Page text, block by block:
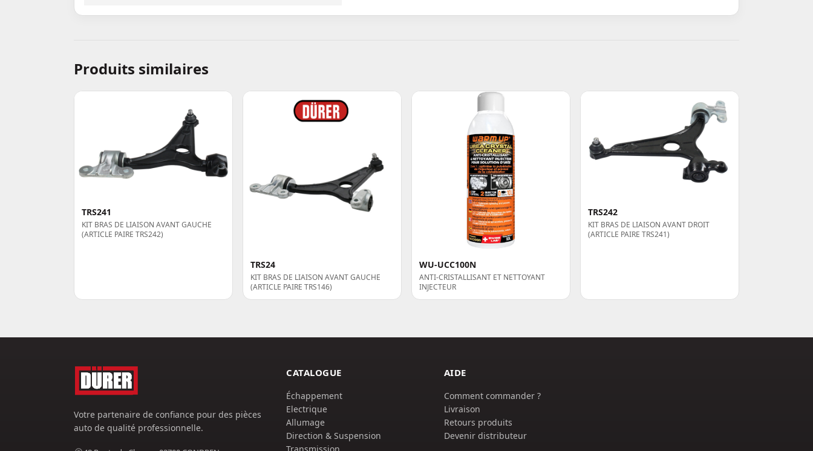
Produits similaires
TRS241
KIT BRAS DE LIAISON AVANT GAUCHE
(ARTICLE PAIRE TRS242)
TRS24
KIT BRAS DE LIAISON AVANT GAUCHE
(ARTICLE PAIRE TRS146)
WU-UCC100N
ANTI-CRISTALLISANT ET NETTOYANT
INJECTEUR
TRS242
KIT BRAS DE LIAISON AVANT DROIT
(ARTICLE PAIRE TRS241)
Votre partenaire de confiance pour des pièces
auto de qualité professionnelle.
CATALOGUE
Échappement
Electrique
Allumage
Direction & Suspension
AIDE
Comment commander ?
Livraison
Retours produits
Devenir distributeur